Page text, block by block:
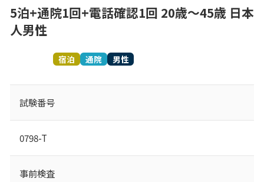
5泊+通院1回+電話確認1回 20歳～45歳 日本
人男性
宿泊 通院 男性
試験番号
0798-T
事前検査